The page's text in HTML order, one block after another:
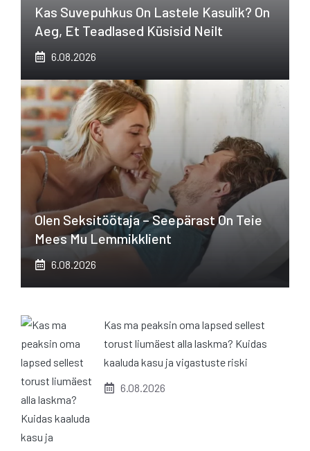
Kas Suvepuhkus On Lastele Kasulik? On
Aeg, Et Teadlased Küsisid Neilt
6.08.2026
Olen Seksitöötaja – Seepärast On Teie
Mees Mu Lemmikklient
6.08.2026
Kas ma peaksin oma lapsed sellest
torust liumäest alla laskma? Kuidas
kaaluda kasu ja vigastuste riski
6.08.2026